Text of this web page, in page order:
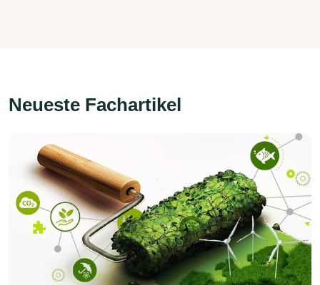
Neueste Fachartikel